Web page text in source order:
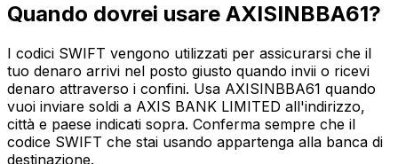
Quando dovrei usare AXISINBBA61?
I codici SWIFT vengono utilizzati per assicurarsi che il
tuo denaro arrivi nel posto giusto quando invii o ricevi
denaro attraverso i confini. Usa AXISINBBA61 quando
vuoi inviare soldi a AXIS BANK LIMITED all'indirizzo,
città e paese indicati sopra. Conferma sempre che il
codice SWIFT che stai usando appartenga alla banca di
destinazione.